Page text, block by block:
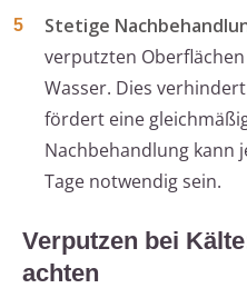
Stetige
verputzten
Wasser. Dies
fördert eine
Nachbehandlung kann
Tage notwendig sein.
Verputzen bei
achten